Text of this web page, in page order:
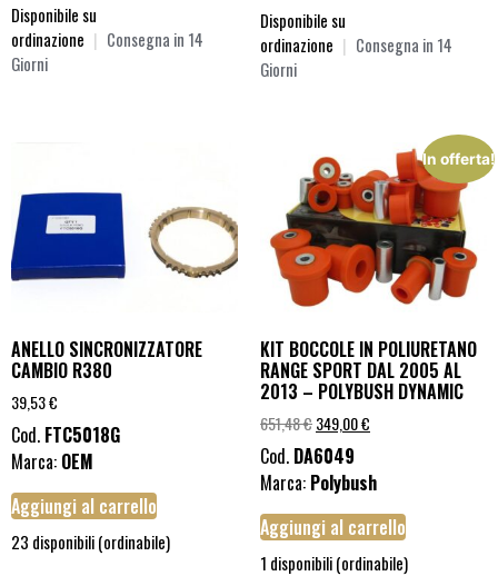
Disponibile su
ordinazione | Consegna in 14
Giorni
Disponibile su
ordinazione | Consegna in 14
Giorni
ANELLO SINCRONIZZATORE
CAMBIO R380
39,53€
Cod. FTC5018G
Marca: OEM
Aggiungi al carrello
23 disponibili (ordinabile)
In offerta!
KIT BOCCOLE IN POLIURETANO
RANGE SPORT DAL 2005 AL
2013 – POLYBUSH DYNAMIC
651,48€349,00€
Cod. DA6049
Marca: Polybush
Aggiungi al carrello
1 disponibili (ordinabile)